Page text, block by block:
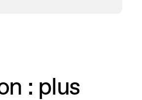
: plus